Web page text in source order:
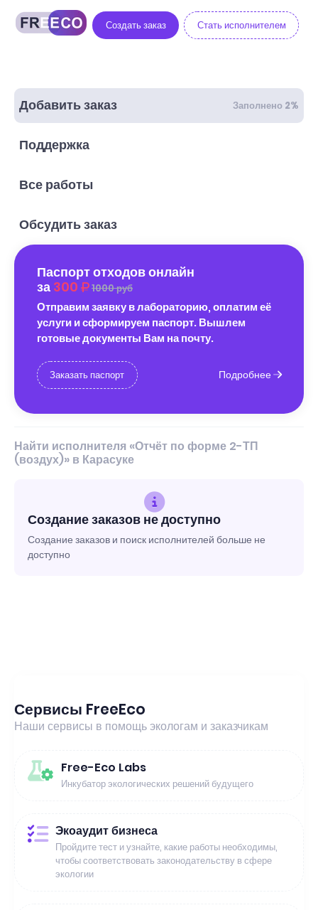
Создать заказ Стать исполнителем
Добавить заказ Заполнено 2%
Поддержка
Все работы
Обсудить заказ
Паспорт отходов онлайн
за 300 1000 руб
Отправим заявку в лабораторию, оплатим её
услуги и сформируем паспорт. Вышлем
готовые документы Вам на почту.
Заказать паспорт Подробнее
Найти исполнителя «Отчёт по форме 2-ТП
(воздух)» в Карасуке
Создание заказов не доступно
Создание заказов и поиск исполнителей больше не
доступно
Сервисы FreeEco
Наши сервисы в помощь экологам и заказчикам
Free-Eco Labs
Инкубатор экологических решений будущего
Экоаудит бизнеса
Пройдите тест и узнайте, какие работы необходимы,
чтобы соответствовать законодательству в сфере
экологии